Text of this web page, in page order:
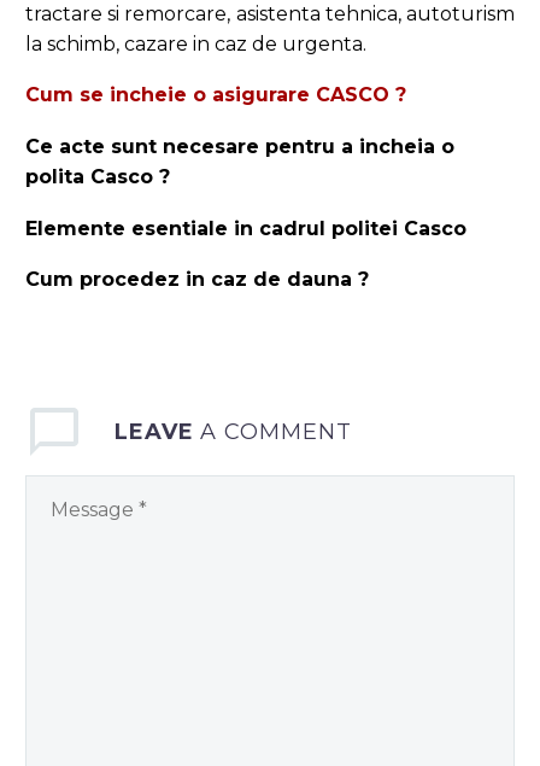
tractare si remorcare, asistenta tehnica, autoturism
la schimb, cazare in caz de urgenta.
Cum se incheie o asigurare CASCO ?
Ce acte sunt necesare pentru a incheia o
polita Casco ?
Elemente esentiale in cadrul politei Casco
Cum procedez in caz de dauna ?
LEAVEA COMMENT